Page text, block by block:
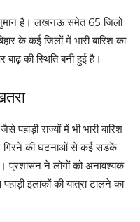
है। लखनऊ समेत 65 जिलों
के कई जिलों में भारी बारिश का
की स्थिति बनी हुई है।
राज्यों में भी भारी बारिश
गिरने की घटनाओं से कई सड़कें
प्रशासन ने लोगों को अनावश्यक
इलाकों की यात्रा टालने का